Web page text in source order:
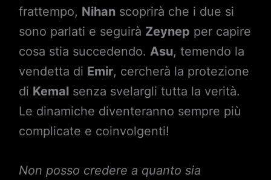
frattempo, Nihanscoprirà che i due si
sono parlati e seguirà Zeynep per capire
cosa stia succedendo. Asu, temendo la
vendetta di Emir, cercherà la protezione
di Kemalsenza svelargli tutta la verità.
Le dinamiche diventeranno sempre più
complicate e coinvolgenti!
Non posso credere a quanto sia